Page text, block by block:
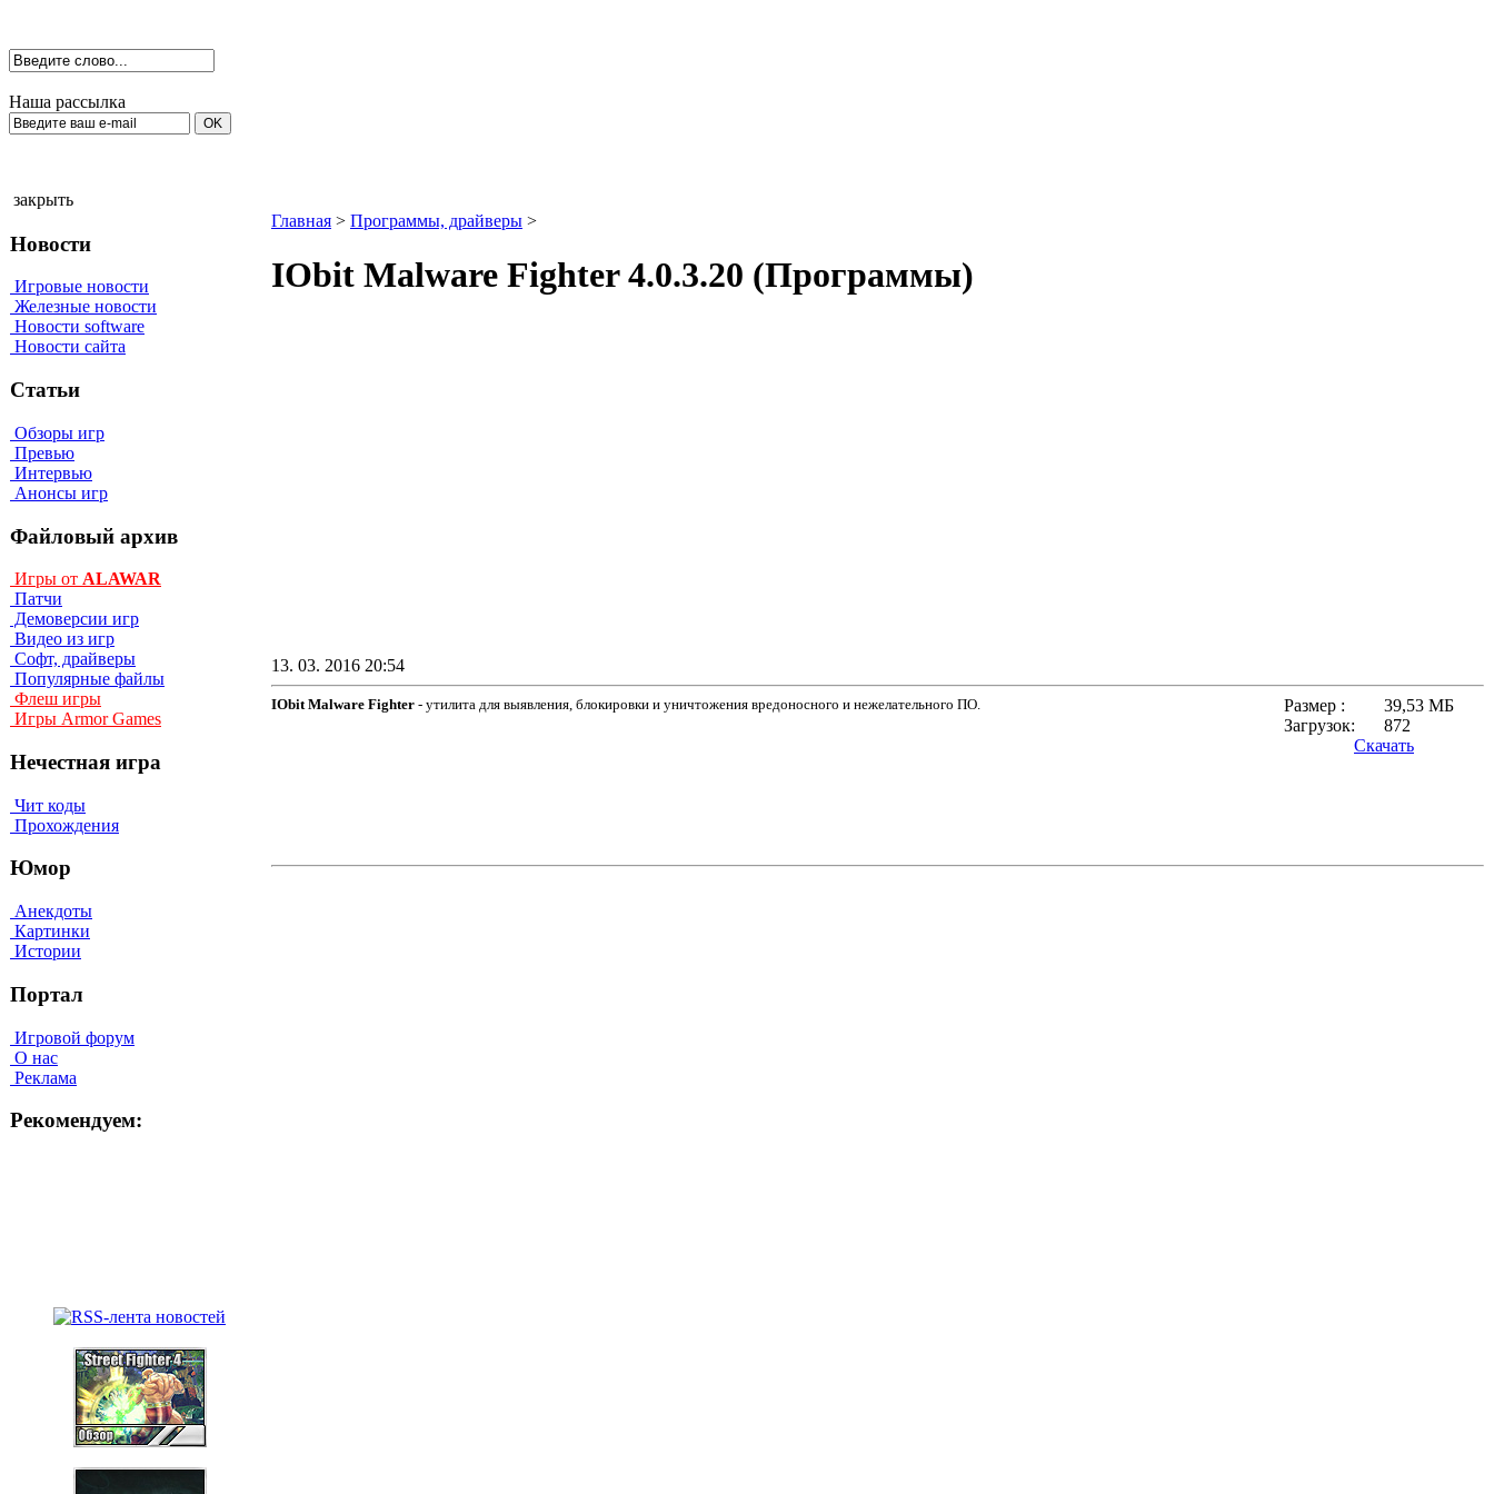
Наша рассылка
закрыть
Новости
Игровые новости
Железные новости
Новости software
Новости сайта
Статьи
Обзоры игр
Превью
Интервью
Анонсы игр
Файловый архив
Игры от ALAWAR
Патчи
Демоверсии игр
Видео из игр
Софт, драйверы
Популярные файлы
Флеш игры
Игры Armor Games
Нечестная игра
Чит коды
Прохождения
Юмор
Анекдоты
Картинки
Истории
Портал
Игровой форум
О нас
Реклама
Рекомендуем:
Главная > Программы, драйверы >
IObit Malware Fighter 4.0.3.20 (Программы)
13. 03. 2016 20:54
Размер :
39,53 МБ
Загрузок:
872
Скачать
IObit Malware Fighter - утилита для выявления, блокировки и уничтожения вредоносного и нежелательного ПО.